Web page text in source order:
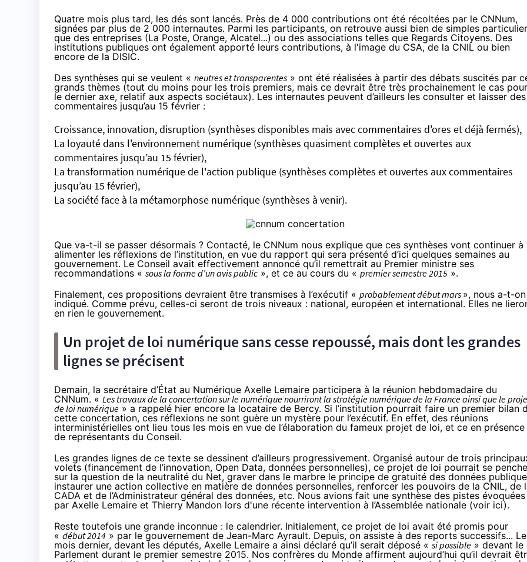
Quatre mois plus tard, les dés sont lancés. Près de 4 000 contributions ont été récoltées par le CNNum,
signées par plus de 2 000 internautes. Parmi les participants, on retrouve aussi bien de simples
que des entreprises (La Poste, Orange, Alcatel...) ou des associations telles que Regards Citoyens. Des
institutions publiques ont également apporté leurs contributions, à l'image du CSA, de la CNIL ou bien
encore de la DISIC.
Des synthèses qui se veulent « neutres et transparentes » ont été réalisées à partir des débats suscités par
grands thèmes (tout du moins pour les trois premiers, mais ce devrait être très prochainement le cas pour
le dernier axe, relatif aux aspects sociétaux). Les internautes peuvent d’ailleurs les consulter et laisser des
commentaires jusqu’au 15 février :
Croissance, innovation, disruption (synthèses disponibles mais avec commentaires d'ores et déjà fermés),
La loyauté dans l'environnement numérique (synthèses quasiment complètes et ouvertes aux
commentaires jusqu’au 15 février),
La transformation numérique de l'action publique (synthèses complètes et ouvertes aux commentaires
jusqu’au 15 février),
La société face à la métamorphose numérique (synthèses à venir).
Que va-t-il se passer désormais ? Contacté, le CNNum nous explique que ces synthèses vont continuer à
alimenter les réflexions de l’institution, en vue du rapport qui sera présenté d’ici quelques semaines au
gouvernement. Le Conseil avait effectivement annoncé qu’il remettrait au Premier ministre ses
recommandations « sous la forme d’un avis public », et ce au cours du « premier semestre 2015 ».
Finalement, ces propositions devraient être transmises à l’exécutif « probablement début mars », nous a-t-on
indiqué. Comme prévu, celles-ci seront de trois niveaux : national, européen et international. Elles ne
en rien le gouvernement.
Un projet de loi numérique sans cesse repoussé, mais dont les grandes
lignes se précisent
Demain, la secrétaire d’État au Numérique Axelle Lemaire participera à la réunion hebdomadaire du
CNNum. « Les travaux de la concertation sur le numérique nourriront la stratégie numérique de la France ainsi que le
de loi numérique » a rappelé hier encore la locataire de Bercy. Si l’institution pourrait faire un premier bilan
cette concertation, ces réflexions ne sont guère un mystère pour l’exécutif. En effet, des réunions
interministérielles ont lieu tous les mois en vue de l’élaboration du fameux projet de loi, et ce en présence
de représentants du Conseil.
Les grandes lignes de ce texte se dessinent d’ailleurs progressivement. Organisé autour de trois
volets (financement de l’innovation, Open Data, données personnelles), ce projet de loi pourrait se
sur la question de la neutralité du Net, graver dans le marbre le principe de gratuité des données
instaurer une action collective en matière de données personnelles, renforcer les pouvoirs de la CNIL, de
CADA et de l’Administrateur général des données, etc. Nous avions fait une synthèse des pistes évoquées
par Axelle Lemaire et Thierry Mandon lors d'une récente intervention à l’Assemblée nationale (voir ici).
Reste toutefois une grande inconnue : le calendrier. Initialement, ce projet de loi avait été promis pour
« début 2014 » par le gouvernement de Jean-Marc Ayrault. Depuis, on assiste à des reports successifs... Le
mois dernier, devant les députés, Axelle Lemaire a ainsi déclaré qu’il serait déposé « si possible » devant le
Parlement durant le premier semestre 2015. Nos confrères du Monde affirment aujourd’hui qu’il devrait